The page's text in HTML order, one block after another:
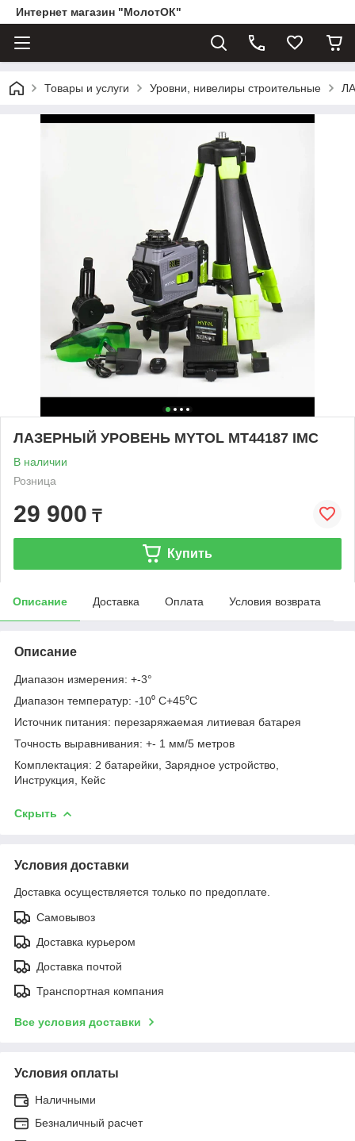
Интернет магазин "МолотОК"
Товары и услуги Уровни, нивелиры строительные
ЛАЗЕРНЫЙ УРОВЕНЬ MYTOL MT44187 IMC
В наличии
Розница
29 900 ₸
Купить
Описание Доставка Оплата Условия возврата
Описание
Диапазон измерения: +-3°
Диапазон температур: -10⁰ С+45⁰С
Источник питания: перезаряжаемая литиевая батарея
Точность выравнивания: +- 1 мм/5 метров
Комплектация: 2 батарейки, Зарядное устройство,
Инструкция, Кейс
Скрыть
Условия доставки
Доставка осуществляется только по предоплате.
Самовывоз
Доставка курьером
Доставка почтой
Транспортная компания
Все условия доставки
Условия оплаты
Наличными
Безналичный расчет